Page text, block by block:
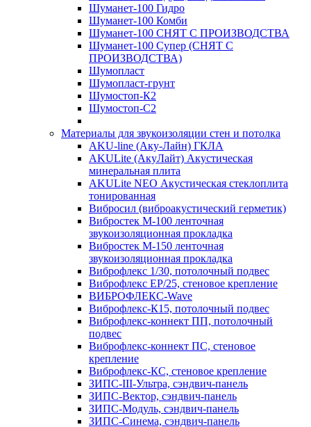
Шуманет-100 Гидро
Шуманет-100 Комби
Шуманет-100 СНЯТ С ПРОИЗВОДСТВА
Шуманет-100 Супер (СНЯТ С
ПРОИЗВОДСТВА)
Шумопласт
Шумопласт-грунт
Шумостоп-К2
Шумостоп-С2
Материалы для звукоизоляции стен и потолка
AKU-line (Aку-Лайн) ГКЛА
AKULite (АкуЛайт) Акустическая
минеральная плита
AKULite NEO Акустическая стеклоплита
тонированная
Вибросил (виброакустический герметик)
Вибростек М-100 ленточная
звукоизоляционная прокладка
Вибростек М-150 ленточная
звукоизоляционная прокладка
Виброфлекс 1/30, потолочный подвес
Виброфлекс EP/25, стеновое крепление
ВИБРОФЛЕКС-Wave
Виброфлекс-К15, потолочный подвес
Виброфлекс-коннект ПП, потолочный
подвес
Виброфлекс-коннект ПС, стеновое
крепление
Виброфлекс-КС, стеновое крепление
ЗИПС-III-Ультра, сэндвич-панель
ЗИПС-Вектор, сэндвич-панель
ЗИПС-Модуль, сэндвич-панель
ЗИПС-Синема, сэндвич-панель